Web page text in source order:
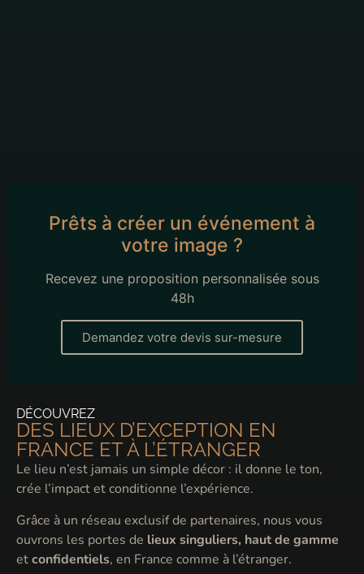
Prêts à créer un événement à
votre image ?
Recevez une proposition personnalisée sous
48h
Demandez votre devis sur-mesure
DÉCOUVREZ
DES LIEUX D’EXCEPTION EN
FRANCE ET À L’ÉTRANGER
Le lieu n’est jamais un simple décor : il donne le ton,
crée l’impact et conditionne l’expérience.
Grâce à un réseau exclusif de partenaires, nous vous
ouvrons les portes de lieux singuliers, haut de gamme
etconfidentiels, en France comme à l’étranger.